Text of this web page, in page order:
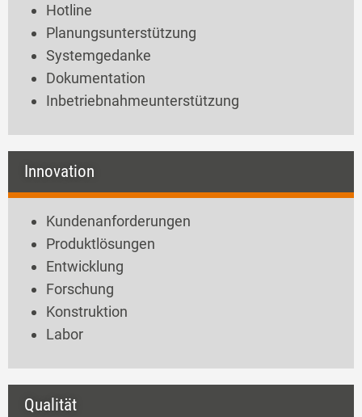
Hotline
Planungsunterstützung
Systemgedanke
Dokumentation
Inbetriebnahmeunterstützung
Innovation
Kundenanforderungen
Produktlösungen
Entwicklung
Forschung
Konstruktion
Labor
Qualität